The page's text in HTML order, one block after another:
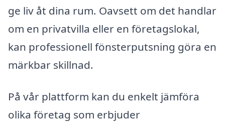
ge liv åt dina rum. Oavsett om det handlar
om en privatvilla eller en företagslokal,
kan professionell fönsterputsning göra en
märkbar skillnad.
På vår plattform kan du enkelt jämföra
olika företag som erbjuder